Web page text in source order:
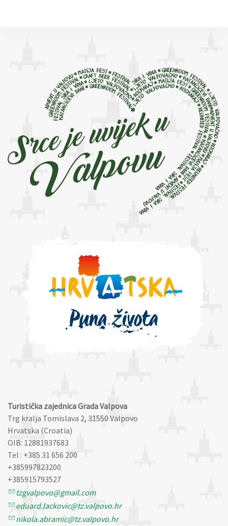
Turistička zajednica Grada Valpova
Trg kralja Tomislava 2, 31550 Valpovo
Hrvatska (Croatia)
OIB: 12881937683
Tel : +385 31 656 200
+385997823200
+385915793527
tzgvalpovo@gmail.com
eduard.lackovic@tz.valpovo.hr
nikola.abramic@tz.valpovo.hr